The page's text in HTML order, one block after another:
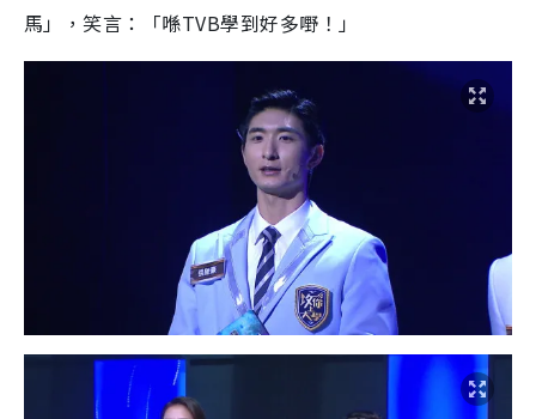
馬」，笑言：「喺TVB學到好多嘢！」